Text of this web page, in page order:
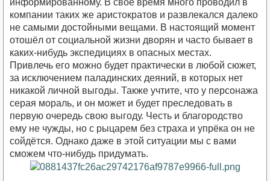
информированному. В своё время много проводил в
компании таких же аристократов и развлекался далеко
не самыми достойными вещами. В настоящий момент
отошёл от социальной жизни дворян и часто бывает в
каких-нибудь экспедициях в опасных местах.
Привлечь его можно будет практически в любой сюжет,
за исключением паладинских деяний, в которых нет
никакой личной выгоды. Также учтите, что у персонажа
серая мораль, и он может и будет преследовать в
первую очередь свою выгоду. Честь и благородство
ему не чужды, но с рыцарем без страха и упрёка он не
сойдётся. Однако даже в этой ситуации мы с вами
сможем что-нибудь придумать.